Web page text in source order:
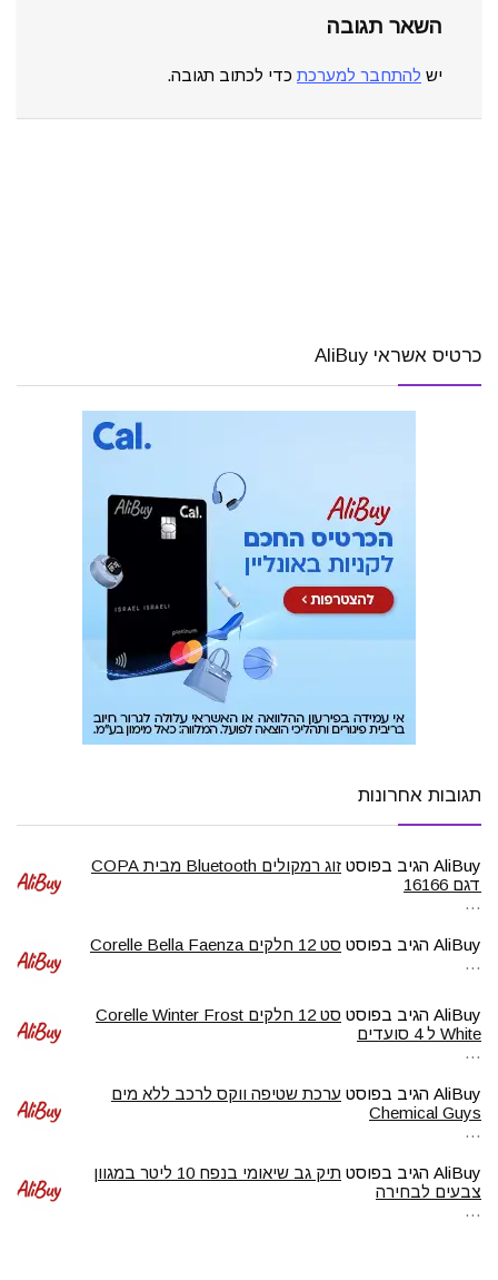
השאר תגובה
יש להתחבר למערכת כדי לכתוב תגובה.
כרטיס אשראי AliBuy
תגובות אחרונות
AliBuy הגיב בפוסט
זוג רמקולים Bluetooth מבית COPA
דגם 16166
…
AliBuy הגיב בפוסט סט 12 חלקים Corelle Bella Faenza
…
AliBuy הגיב בפוסט
סט 12 חלקים Corelle Winter Frost
White ל 4 סועדים
…
AliBuy הגיב בפוסט ערכת שטיפה ווקס לרכב ללא מים
Chemical Guys
…
AliBuy הגיב בפוסט
תיק גב שיאומי בנפח 10 ליטר במגוון
צבעים לבחירה
…